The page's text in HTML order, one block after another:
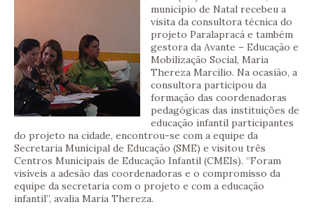
município de Natal recebeu a
visita da consultora técnica do
projeto Paralapracá e também
gestora da Avante – Educação e
Mobilização Social, Maria
Thereza Marcilio. Na ocasião, a
consultora participou da
formação das coordenadoras
pedagógicas das instituições de
educação infantil participantes
do projeto na cidade, encontrou-se com a equipe da
Secretaria Municipal de Educação (SME) e visitou três
Centros Municipais de Educação Infantil (CMEIs). “Foram
visíveis a adesão das coordenadoras e o compromisso da
equipe da secretaria com o projeto e com a educação
infantil”, avalia Maria Thereza.